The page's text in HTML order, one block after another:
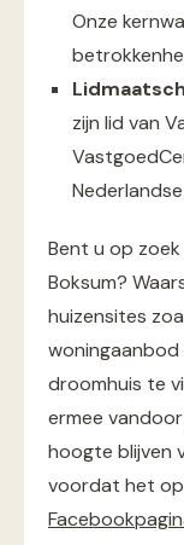
Onze
zijn lid van
Bent u op
Boksum?
huizensites
woningaanbod
droomhuis te
ermee
hoogte blijven
voordat het op